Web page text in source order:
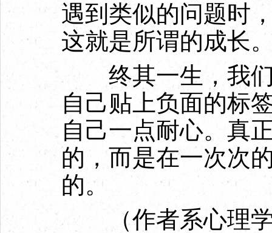
遇到类似的问题时
这就是所谓的成长
终其一生，我们
自己贴上负面的标
自己一点耐心。真
的，而是在一次次
的。
（作者系心理学